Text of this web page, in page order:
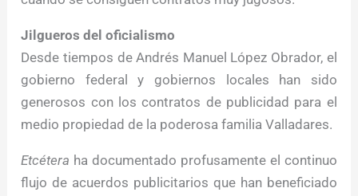
Jilgueros del oficialismo
Desde tiempos de Andrés Manuel López Obrador, el
gobierno federal y gobiernos locales han sido
generosos con los contratos de publicidad para el
medio propiedad de la poderosa familia Valladares.
Etcétera ha documentado profusamente el continuo
flujo de acuerdos publicitarios que han beneficiado